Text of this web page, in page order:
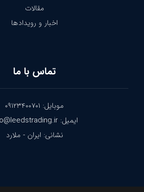
مقالات
اخبار و رویدادها
تماس با ما
موبایل: ۰۹۱۲۳۴۰۰۷۰۱
ایمیل: info@leedstrading.ir
نشانی: ایران - ملارد